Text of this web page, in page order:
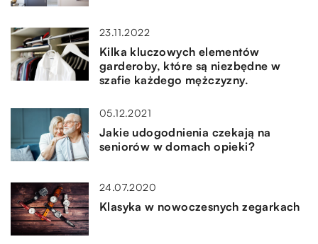
23.11.2022
Kilka kluczowych elementów
garderoby, które są niezbędne w
szafie każdego mężczyzny.
05.12.2021
Jakie udogodnienia czekają na
seniorów w domach opieki?
24.07.2020
Klasyka w nowoczesnych zegarkach